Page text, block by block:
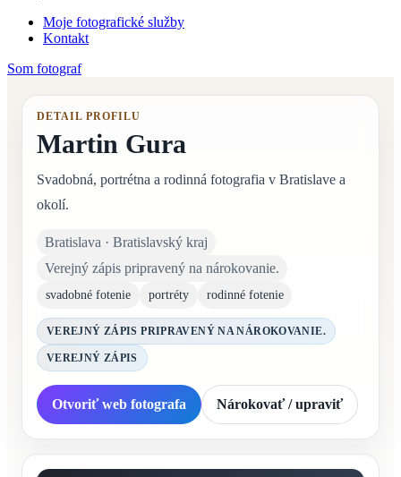
Moje fotografické služby
Kontakt
Som fotograf
DETAIL PROFILU
Martin Gura
Svadobná, portrétna a rodinná fotografia v Bratislave a
okolí.
Bratislava · Bratislavský kraj
Verejný zápis pripravený na nárokovanie.
svadobné fotenie portréty rodinné fotenie
VEREJNÝ ZÁPIS PRIPRAVENÝ NA NÁROKOVANIE.
VEREJNÝ ZÁPIS
Otvoriť web fotografa Nárokovať / upraviť